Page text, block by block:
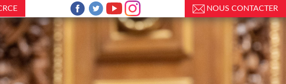
NOUS CONTACTER